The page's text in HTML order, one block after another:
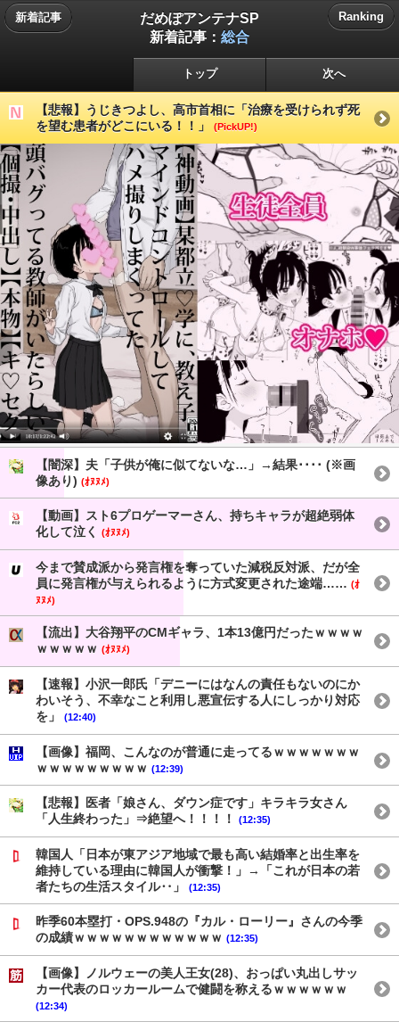
新着記事
だめぽアンテナSP
新着記事： 総合
Ranking
トップ 次へ
【悲報】うじきつよし、高市首相に「治療を受けられず死
を望む患者がどこにいる！！」
(PickUP!)
【闇深】夫「子供が俺に似てないな…」→結果････ (※画
像あり) (ｵﾇﾇﾒ)
【動画】スト6プロゲーマーさん、持ちキャラが超絶弱体
化して泣く
(ｵﾇﾇﾒ)
今まで賛成派から発言権を奪っていた減税反対派、だが全
員に発言権が与えられるように方式変更された途端…… (ｵ
ﾇﾇﾒ)
【流出】大谷翔平のCMギャラ、1本13億円だったｗｗｗｗ
ｗｗｗｗｗ (ｵﾇﾇﾒ)
【速報】小沢一郎氏「デニーにはなんの責任もないのにか
わいそう、不幸なこと利用し悪宣伝する人にしっかり対応
を」
(12:40)
【画像】福岡、こんなのが普通に走ってるｗｗｗｗｗｗｗ
ｗｗｗｗｗｗｗｗｗ (12:39)
【悲報】医者「娘さん、ダウン症です」キラキラ女さん
「人生終わった」⇒絶望へ！！！！
(12:35)
韓国人「日本が東アジア地域で最も高い結婚率と出生率を
維持している理由に韓国人が衝撃！」→「これが日本の若
者たちの生活スタイル‥」
(12:35)
昨季60本塁打・OPS.948の『カル・ローリー』さんの今季
の成績ｗｗｗｗｗｗｗｗｗｗｗｗ (12:35)
【画像】ノルウェーの美人王女(28)、おっぱい丸出しサッ
カー代表のロッカールームで健闘を称えるｗｗｗｗｗｗ
(12:34)